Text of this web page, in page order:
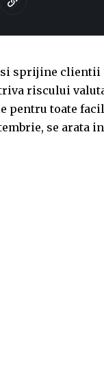
sprijine clientii
riscului
pentru toate
se arata